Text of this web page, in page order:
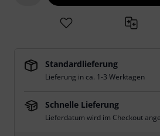
Standardlieferung
Lieferung in ca. 1-3 Werktagen
Schnelle Lieferung
Lieferdatum wird im Checkout